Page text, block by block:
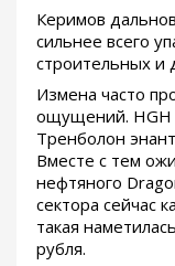
Керимов
сильнее всего
строительных и
Измена часто
ощущений. HGH
Тренболон
Вместе с тем
нефтяного
сектора сейчас
такая
рубля.